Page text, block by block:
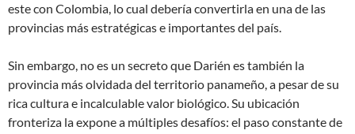
este con Colombia, lo cual debería convertirla en una de las
provincias más estratégicas e importantes del país.
Sin embargo, no es un secreto que Darién es también la
provincia más olvidada del territorio panameño, a pesar de su
rica cultura e incalculable valor biológico. Su ubicación
fronteriza la expone a múltiples desafíos: el paso constante de